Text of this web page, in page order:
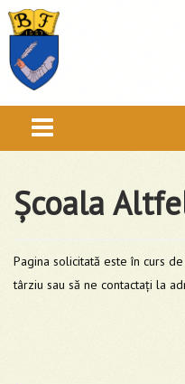
Școala
Pagina solicitată este în curs
târziu sau să ne contactați la